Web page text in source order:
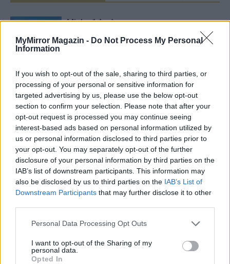
MyMirror Magazin - Do Not Process My Personal
Information
If you wish to opt-out of the sale, sharing to third parties, or
processing of your personal or sensitive information for
targeted advertising by us, please use the below opt-out
section to confirm your selection. Please note that after your
opt-out request is processed you may continue seeing
interest-based ads based on personal information utilized by
us or personal information disclosed to third parties prior to
your opt-out. You may separately opt-out of the further
disclosure of your personal information by third parties on the
IAB’s list of downstream participants. This information may
also be disclosed by us to third parties on the IAB’s List of
Downstream Participants that may further disclose it to other
Personal Data Processing Opt Outs
I want to opt-out of the Sharing of my
personal data.
Opted In
Minka 14. rész
Minka 13. rész
Halál a Tresco-szigeten – A Josh
Clayton-ügy
HOZZÁSZÓLOK A CIKKHEZ